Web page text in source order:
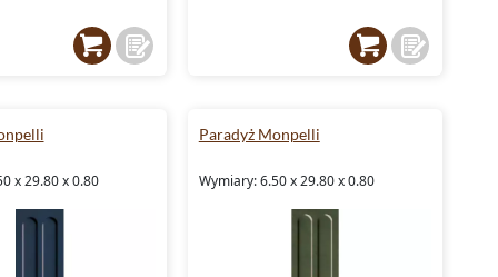
x 29.80 x 0.80
Paradyż Monpelli
Wymiary: 6.50 x 29.80 x 0.80